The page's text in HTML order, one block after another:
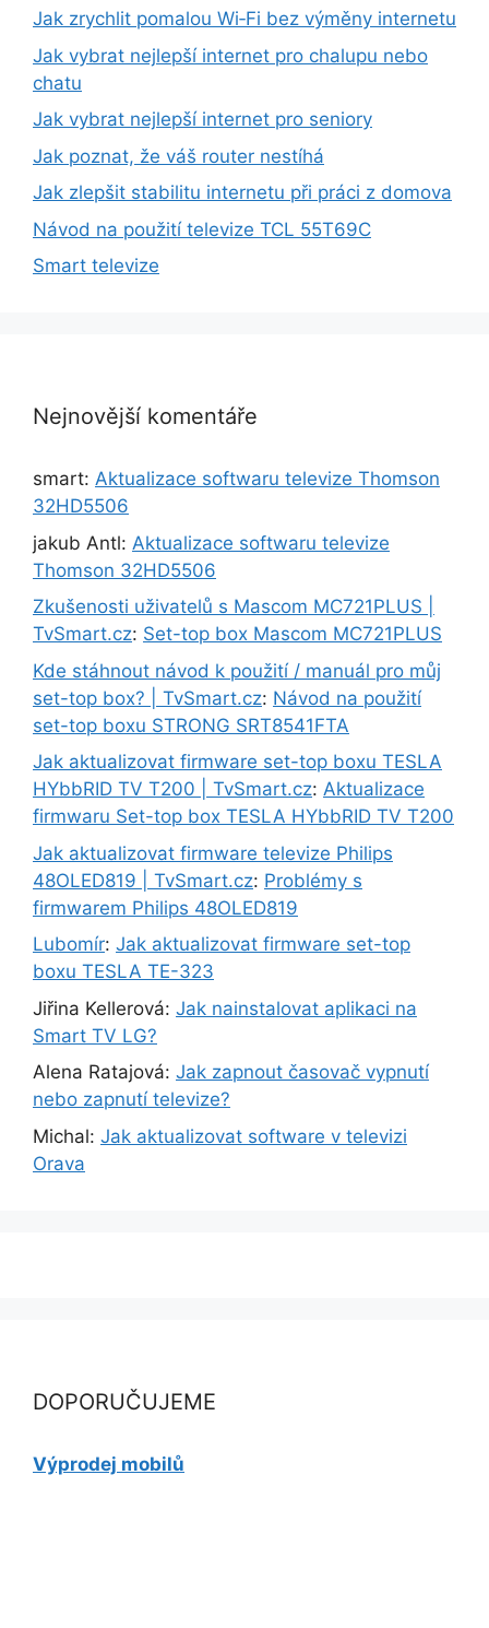
Jak zrychlit pomalou Wi‑Fi bez výměny internetu
Jak vybrat nejlepší internet pro chalupu nebo
chatu
Jak vybrat nejlepší internet pro seniory
Jak poznat, že váš router nestíhá
Jak zlepšit stabilitu internetu při práci z domova
Návod na použití televize TCL 55T69C
Smart televize
Nejnovější komentáře
smart: Aktualizace softwaru televize Thomson
32HD5506
jakub Antl: Aktualizace softwaru televize
Thomson 32HD5506
Zkušenosti uživatelů s Mascom MC721PLUS |
TvSmart.cz: Set-top box Mascom MC721PLUS
Kde stáhnout návod k použití / manuál pro můj
set-top box? | TvSmart.cz: Návod na použití
set-top boxu STRONG SRT8541FTA
Jak aktualizovat firmware set-top boxu TESLA
HYbbRID TV T200 | TvSmart.cz: Aktualizace
firmwaru Set-top box TESLA HYbbRID TV T200
Jak aktualizovat firmware televize Philips
48OLED819 | TvSmart.cz: Problémy s
firmwarem Philips 48OLED819
Lubomír: Jak aktualizovat firmware set-top
boxu TESLA TE-323
Jiřina Kellerová: Jak nainstalovat aplikaci na
Smart TV LG?
Alena Ratajová: Jak zapnout časovač vypnutí
nebo zapnutí televize?
Michal: Jak aktualizovat software v televizi
Orava
DOPORUČUJEME
Výprodej mobilů